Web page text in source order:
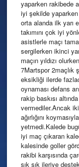
yaparken rakibede
iyi şekilde
orta alanda ilk yarı
takımını çok iyi
asistlerle maçı
sergilerken ikinci
maçın yıldızı
7Martspor 2maçlık
eksikliği ilerde
oynaması defans
rakip baskısı
vermediler.Ancak
ağırlığını
yetmedi.Kalede
iyi maç çıkaran
kalesinde goller
rakibi karşısında
sık sık ileriye